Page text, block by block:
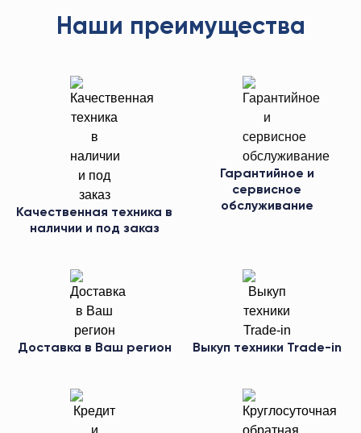
Наши преимущества
Качественная техника в
наличии и под заказ
Гарантийное и
сервисное
обслуживание
Доставка в Ваш регион Выкуп техники Trade-in